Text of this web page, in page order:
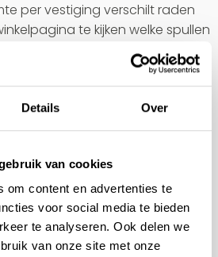
Details Over
van cookies
om content en advertenties te
voor social media te bieden
te analyseren. Ook delen we
van onze site met onze
per vestiging verschilt raden
te kijken welke spullen